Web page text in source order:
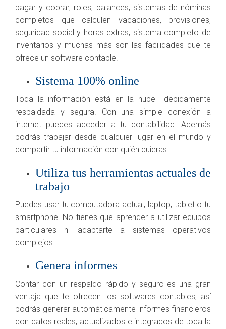
pagar y cobrar, roles, balances, sistemas de nóminas
completos que calculen vacaciones, provisiones,
seguridad social y horas extras; sistema completo de
inventarios y muchas más son las facilidades que te
ofrece un software contable.
Sistema 100% online
Toda la información está en la nube debidamente
respaldada y segura. Con una simple conexión a
internet puedes acceder a tu contabilidad. Además
podrás trabajar desde cualquier lugar en el mundo y
compartir tu información con quién quieras.
Utiliza tus herramientas actuales de
trabajo
Puedes usar tu computadora actual, laptop, tablet o tu
smartphone. No tienes que aprender a utilizar equipos
particulares ni adaptarte a sistemas operativos
complejos.
Genera informes
Contar con un respaldo rápido y seguro es una gran
ventaja que te ofrecen los softwares contables, así
podrás generar automáticamente informes financieros
con datos reales, actualizados e integrados de toda la